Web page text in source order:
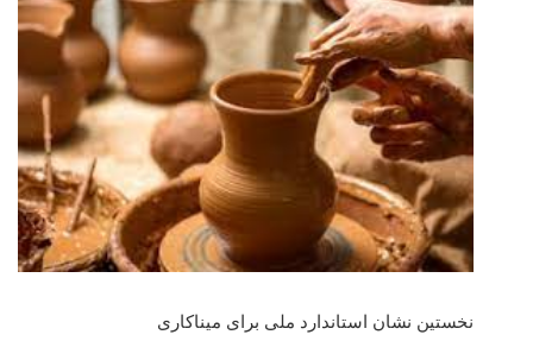
نخستین نشان استاندارد ملی برای میناکاری